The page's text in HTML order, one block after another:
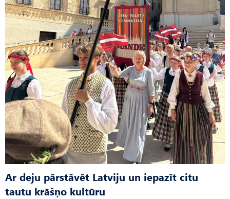
Ar deju pārstāvēt Latviju un iepazīt citu
tautu krāšņo kultūru